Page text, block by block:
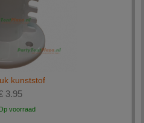
kunststof
3.95
voorraad